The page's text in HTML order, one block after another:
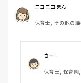
してるのかを教え
0,1,2歳児がいます。
よろしくお願いし
ニコニコまん
保育士, その他の
さー
保育士, 保育園